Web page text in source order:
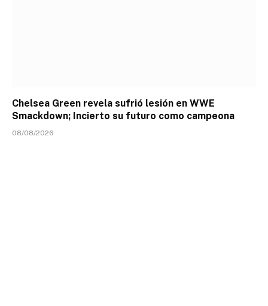
Chelsea Green revela sufrió lesión en WWE
Smackdown; Incierto su futuro como campeona
08/08/2026